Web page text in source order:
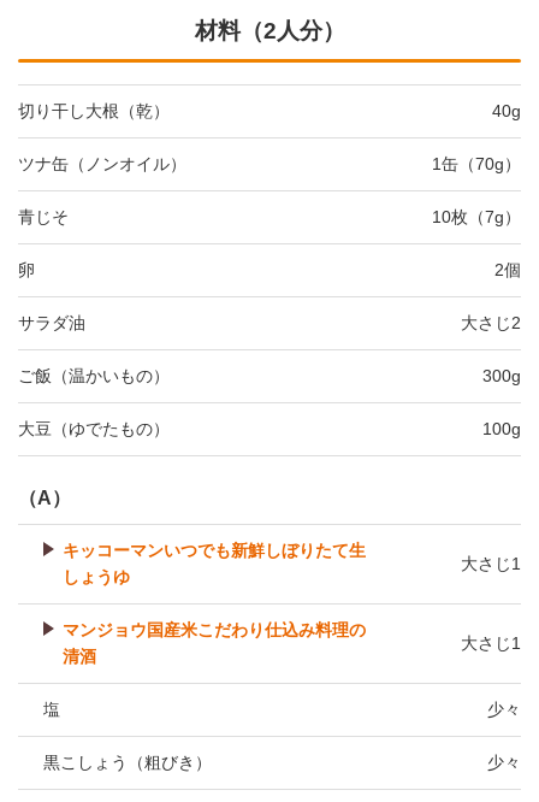
材料（2人分）
切り干し大根（乾） 40g
ツナ缶（ノンオイル） 1缶（70g）
青じそ 10枚（7g）
卵 2個
サラダ油 大さじ2
ご飯（温かいもの） 300g
大豆（ゆでたもの） 100g
（A）
キッコーマンいつでも新鮮しぼりたて生
しょうゆ
大さじ1
マンジョウ国産米こだわり仕込み料理の
清酒
大さじ1
塩 少々
黒こしょう（粗びき） 少々